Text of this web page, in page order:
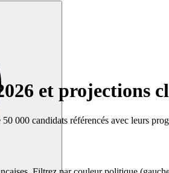
et projections
000 candidats référencés avec leurs